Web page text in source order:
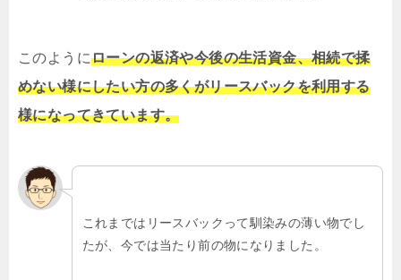
このようにローンの返済や今後の生活資金、相続で揉
めない様にしたい方の多くがリースバックを利用する
様になってきています。
これまではリースバックって馴染みの薄い物でし
たが、今では当たり前の物になりました。